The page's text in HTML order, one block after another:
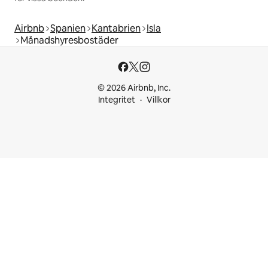
Airbnb Spanien Kantabrien Isla
Månadshyresbostäder
© 2026 Airbnb, Inc.
Integritet
Villkor